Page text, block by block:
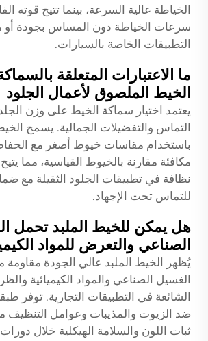
الخياطة عالية السرعة، بينما تتيح قوته
سرعات الخياطة دون المساس بجودة أو
التطبيقات الخاصة بالسيارات.
ما الاعتبارات المتعلقة
الخيط الملصوق لأعمال الجلود
يعتمد اختيار سماكة الخيط على وزن
التماس والتفضيلات الجمالية. يسمح
باستخدام مقاسات خيوط أصغر مع
مكافئة مقارنة بالخيوط القياسية، مما
نظافة في تطبيقات الجلود الثقيلة مع
للتماس تحت الإجهاد.
هل يمكن للخيط الملبد تحمل
الصناعي والتعرض للمواد
يُظهر الخيط الملبد عالي الجودة مقاومة
الغسيل الصناعي والمواد الكيميائية
الشائعة في التطبيقات التجارية. توفر
ضد الزيوت والمذيبات وعوامل التنظيف
ثبات اللون والسلامة الهيكلية خلال